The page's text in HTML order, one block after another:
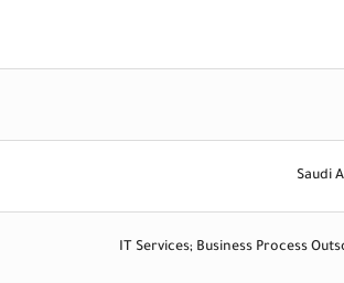
Saudi
IT Services; Business Process